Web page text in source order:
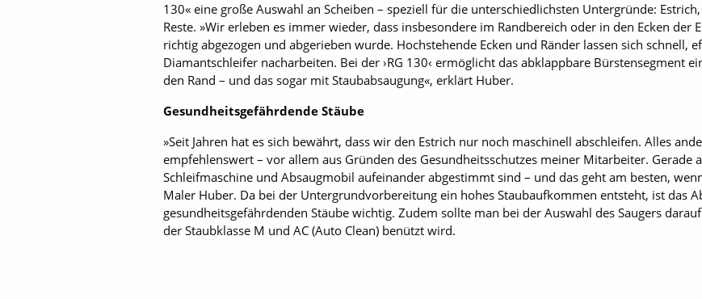
130« eine große Auswahl an Scheiben – speziell für die unterschiedlichsten Untergründe: Estrich,
Reste. »Wir erleben es immer wieder, dass insbesondere im Randbereich oder in den Ecken der
richtig abgezogen und abgerieben wurde. Hochstehende Ecken und Ränder lassen sich schnell,
Diamantschleifer nacharbeiten. Bei der ›RG 130‹ ermöglicht das abklappbare Bürstensegment
den Rand – und das sogar mit Staubabsaugung«, erklärt Huber.
Gesundheitsgefährdende Stäube
»Seit Jahren hat es sich bewährt, dass wir den Estrich nur noch maschinell abschleifen. Alles
empfehlenswert – vor allem aus Gründen des Gesundheitsschutzes meiner Mitarbeiter. Gerade
Schleifmaschine und Absaugmobil aufeinander abgestimmt sind – und das geht am besten,
Maler Huber. Da bei der Untergrundvorbereitung ein hohes Staubaufkommen entsteht, ist das
gesundheitsgefährdenden Stäube wichtig. Zudem sollte man bei der Auswahl des Saugers
der Staubklasse M und AC (Auto Clean) benützt wird.